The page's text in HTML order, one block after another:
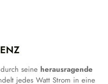
seine herausragende
jedes Watt Strom in eine